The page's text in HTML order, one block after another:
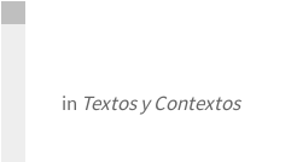
in Textos y Contextos